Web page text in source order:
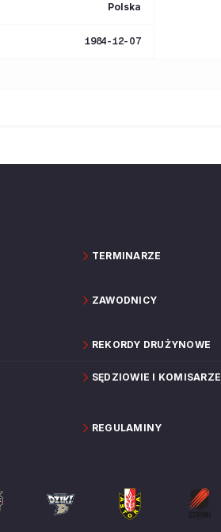
Polska
1984-12-07
TERMINARZE
ZAWODNICY
REKORDY DRUŻYNOWE
SĘDZIOWIE I KOMISARZE
REGULAMINY